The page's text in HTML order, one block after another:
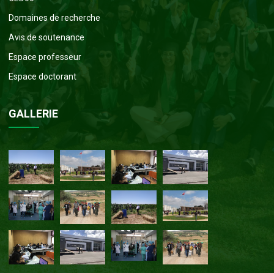
Domaines de recherche
Avis de soutenance
Espace professeur
Espace doctorant
GALLERIE